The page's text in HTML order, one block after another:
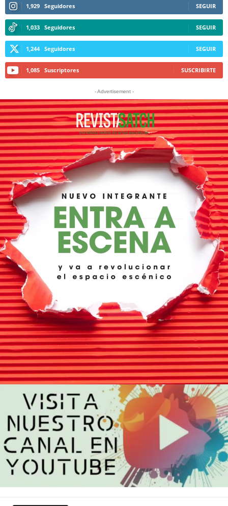
1,929 Seguidores SEGUIR
1,033 Seguidores SEGUIR
1,244 Seguidores SEGUIR
1,085 Suscriptores SUSCRIBIRTE
- Advertisement -